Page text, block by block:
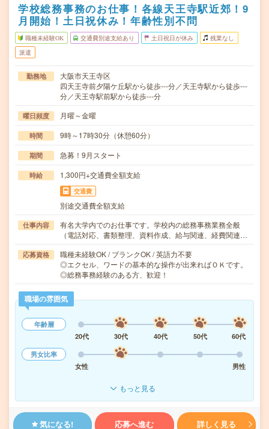
学校総務事務のお仕事！各線天王寺駅近郊！9
月開始！土日祝休み！年齢性別不問
職種未経験OK 交通費別途支給あり 土日祝日が休み 残業なし
派遣
勤務地
大阪市天王寺区
四天王寺前夕陽ケ丘駅から徒歩---分／天王寺駅から徒歩---
分／天王寺駅前駅から徒歩---分
曜日頻度 月曜～金曜
時間 9時～17時30分（休憩60分）
期間 急募！9月スタート
時給 1,300円+交通費全額支給
交通費
別途交通費全額支給
仕事内容
有名大学内でのお仕事です。学校内の総務事務業務全般
（電話対応、書類整理、資料作成、給与関連、経費関連…
応募資格
職種未経験OK / ブランクOK / 英語力不要
◎エクセル、ワードの基本的な操作が出来ればＯＫです。
◎総務事務経験のある方、歓迎！
職場の雰囲気
年齢層
20代
30代 40代 50代
60代
男女比率
女性
男性
もっと見る
気になる! 応募へ進む 詳しく見る